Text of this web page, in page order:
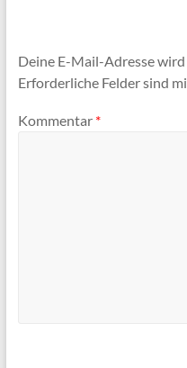
Deine E-Mail-Adresse
Erforderliche Felder sind
Kommentar *